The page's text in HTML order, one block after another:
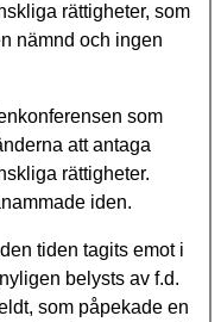
rättigheter, som
nämnd och ingen
som
att antaga
rättigheter.
iden.
tiden tagits emot i
belysts av f.d.
som påpekade en